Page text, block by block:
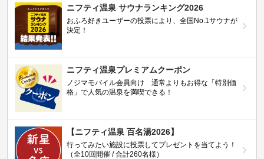
ニフティ温泉 サウナランキング2026
おふろ好きユーザーの投票により、全国No.1サウナが
決定！
ニフティ温泉プレミアムクーポン
ノジマモバイル会員向け 通常よりもお得な「特別価
格」で人気の温泉を満喫できる！
【ニフティ温泉 百名湯2026】
行ってみたい施設に投票してプレゼントを当てよう！
（全10回開催 / 合計260名様）